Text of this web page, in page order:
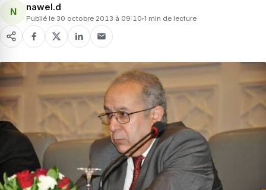
N nawel.d
Publié le 30 octobre 2013 à 09:10 1 min de lecture